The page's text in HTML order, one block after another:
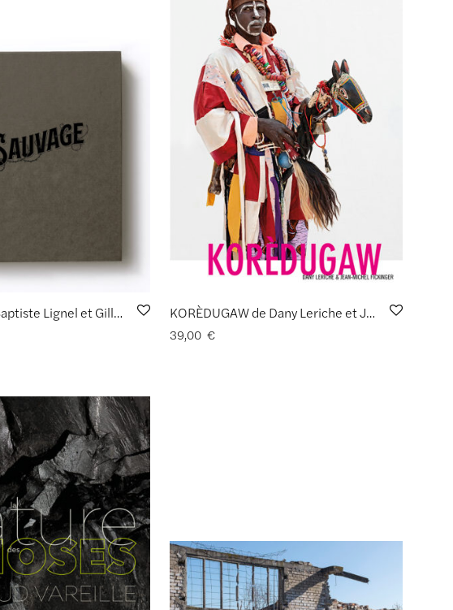
SAUVAGE de Baptiste Lignel et Gilles Clément KORÈDUGAW de Dany Leriche et Jean-Michel Fickinger
39,00 €